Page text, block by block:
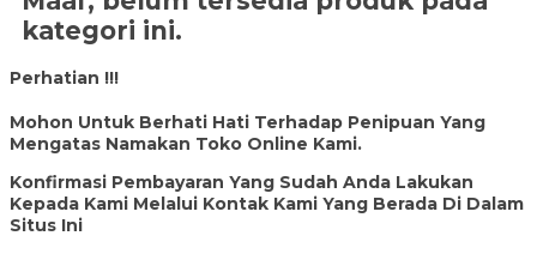
kategori ini.
Perhatian !!!
Mohon Untuk Berhati Hati Terhadap Penipuan Yang
Mengatas Namakan Toko Online Kami.
Konfirmasi Pembayaran Yang Sudah Anda Lakukan
Kepada Kami Melalui Kontak Kami Yang Berada Di Dalam
Situs Ini